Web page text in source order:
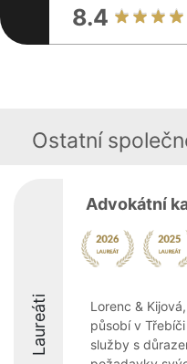
8.4
Ostatní
Laureáti
Advokátní
Lorenc &
působí v
služby s